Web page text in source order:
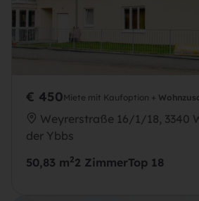
€ 450Miete mit Kaufoption +
Weyrerstraße 16/1/18, 3340
der Ybbs
50,83 m22 ZimmerTop 18